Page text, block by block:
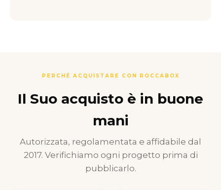
PERCHÉ ACQUISTARE CON ROCCABOX
Il Suo acquisto è in buone
mani
Autorizzata, regolamentata e affidabile dal
2017. Verifichiamo ogni progetto prima di
pubblicarlo.